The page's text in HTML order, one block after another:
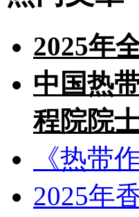
2025年
中国热
程院院
《热带
2025年